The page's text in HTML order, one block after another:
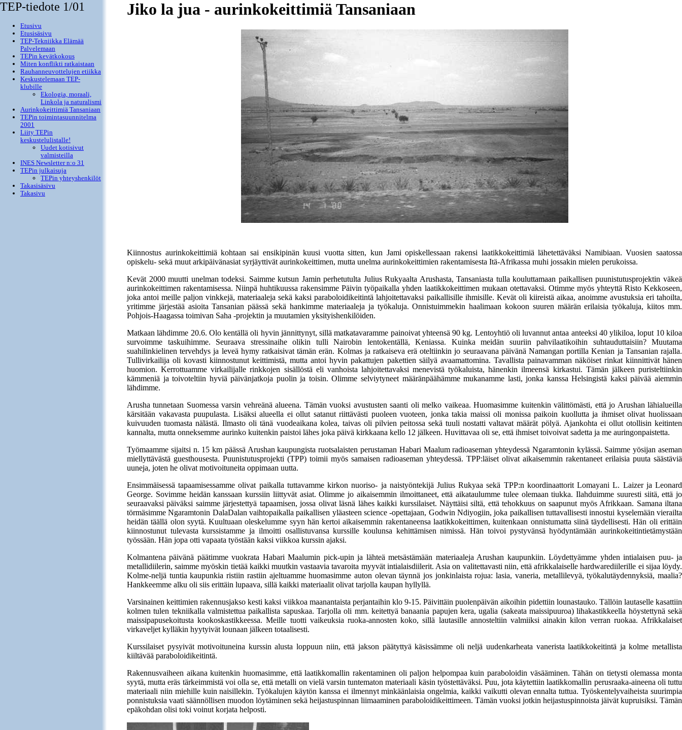
TEP-tiedote 1/01
Etusivu
Etusisäsivu
TEP-Tekniikka Elämää
Palvelemaan
TEPin kevätkokous
Miten konflikti ratkaistaan
Rauhanneuvottelujen etiikka
Keskustelemaan TEP-
klubille
Ekologia, moraali,
Linkola ja naturalismi
Aurinkokeittimiä Tansaniaan
TEPin toimintasuunnitelma
2001
Liity TEPin
keskustelulistalle!
Uudet kotisivut
valmisteilla
INES Newsletter n:o 31
TEPin julkaisuja
TEPin yhteyshenkilöt
Takasisäsivu
Takasivu
Jiko la jua - aurinkokeittimiä Tansaniaan
Kiinnostus aurinkokeittimiä kohtaan sai ensikipinän kuusi vuotta sitten, kun Jami opiskellessaan rakensi laatikkokeittimiä lähetettäväksi Namibiaan. Vuosien saatossa
opiskelu- sekä muut arkipäivänasiat syrjäyttivät aurinkokeittimen, mutta unelma aurinkokeittimien rakentamisesta Itä-Afrikassa muhi jossakin mielen perukoissa.
Kevät 2000 muutti unelman todeksi. Saimme kutsun Jamin perhetutulta Julius Rukyaalta Arushasta, Tansaniasta tulla kouluttamaan paikallisen puunistutusprojektin väkeä
aurinkokeittimen rakentamisessa. Niinpä huhtikuussa rakensimme Päivin työpaikalla yhden laatikkokeittimen mukaan otettavaksi. Otimme myös yhteyttä Risto Kekkoseen,
joka antoi meille paljon vinkkejä, materiaaleja sekä kaksi paraboloidikeitintä lahjoitettavaksi paikallisille ihmisille. Kevät oli kiireistä aikaa, anoimme avustuksia eri tahoilta,
yritimme järjestää asioita Tansanian päässä sekä hankimme materiaaleja ja työkaluja. Onnistuimmekin haalimaan kokoon suuren määrän erilaisia työkaluja, kiitos mm.
Pohjois-Haagassa toimivan Saha -projektin ja muutamien yksityishenkilöiden.
Matkaan lähdimme 20.6. Olo kentällä oli hyvin jännittynyt, sillä matkatavaramme painoivat yhteensä 90 kg. Lentoyhtiö oli luvannut antaa anteeksi 40 ylikiloa, loput 10 kiloa
survoimme taskuihimme. Seuraava stressinaihe olikin tulli Nairobin lentokentällä, Keniassa. Kuinka meidän suuriin pahvilaatikoihin suhtauduttaisiin? Muutama
suahilinkielinen tervehdys ja leveä hymy ratkaisivat tämän erän. Kolmas ja ratkaiseva erä oteltiinkin jo seuraavana päivänä Namangan portilla Kenian ja Tansanian rajalla.
Tullivirkailija oli kovasti kiinnostunut keittimistä, mutta antoi hyvin pakattujen pakettien säilyä avaamattomina. Tavallista painavamman näköiset rinkat kiinnittivät hänen
huomion. Kerrottuamme virkailijalle rinkkojen sisällöstä eli vanhoista lahjoitettavaksi menevistä työkaluista, hänenkin ilmeensä kirkastui. Tämän jälkeen puristeltiinkin
kämmeniä ja toivoteltiin hyviä päivänjatkoja puolin ja toisin. Olimme selviytyneet määränpäähämme mukanamme lasti, jonka kanssa Helsingistä kaksi päivää aiemmin
lähdimme.
Arusha tunnetaan Suomessa varsin vehreänä alueena. Tämän vuoksi avustusten saanti oli melko vaikeaa. Huomasimme kuitenkin välittömästi, että jo Arushan lähialueilla
kärsitään vakavasta puupulasta. Lisäksi alueella ei ollut satanut riittävästi puoleen vuoteen, jonka takia maissi oli monissa paikoin kuollutta ja ihmiset olivat huolissaan
kuivuuden tuomasta nälästä. Ilmasto oli tänä vuodeaikana kolea, taivas oli pilvien peitossa sekä tuuli nostatti valtavat määrät pölyä. Ajankohta ei ollut otollisin keitinten
kannalta, mutta onneksemme aurinko kuitenkin paistoi lähes joka päivä kirkkaana kello 12 jälkeen. Huvittavaa oli se, että ihmiset toivoivat sadetta ja me auringonpaistetta.
Työmaamme sijaitsi n. 15 km päässä Arushan kaupungista ruotsalaisten perustaman Habari Maalum radioaseman yhteydessä Ngaramtonin kylässä. Saimme yösijan aseman
miellyttävästä guesthousesta. Puunistutusprojekti (TPP) toimii myös samaisen radioaseman yhteydessä. TPP:läiset olivat aikaisemmin rakentaneet erilaisia puuta säästäviä
uuneja, joten he olivat motivoituneita oppimaan uutta.
Ensimmäisessä tapaamisessamme olivat paikalla tuttavamme kirkon nuoriso- ja naistyöntekijä Julius Rukyaa sekä TPP:n koordinaattorit Lomayani L. Laizer ja Leonard
George. Sovimme heidän kanssaan kurssiin liittyvät asiat. Olimme jo aikaisemmin ilmoittaneet, että aikataulumme tulee olemaan tiukka. Ilahduimme suuresti siitä, että jo
seuraavaksi päiväksi saimme järjestettyä tapaamisen, jossa olivat läsnä lähes kaikki kurssilaiset. Näyttäisi siltä, että tehokkuus on saapunut myös Afrikkaan. Samana iltana
törmäsimme Ngaramtonin DalaDalan vaihtopaikalla paikallisen yläasteen science -opettajaan, Godwin Ndiyogiin, joka paikallisen tuttavallisesti innostui kyselemään vierailta
heidän täällä olon syytä. Kuultuaan oleskelumme syyn hän kertoi aikaisemmin rakentaneensa laatikkokeittimen, kuitenkaan onnistumatta siinä täydellisesti. Hän oli erittäin
kiinnostunut tulevasta kurssistamme ja ilmoitti osallistuvansa kurssille koulunsa kehittämisen nimissä. Hän toivoi pystyvänsä hyödyntämään aurinkokeitintietämystään
työssään. Hän jopa otti vapaata työstään kaksi viikkoa kurssin ajaksi.
Kolmantena päivänä päätimme vuokrata Habari Maalumin pick-upin ja lähteä metsästämään materiaaleja Arushan kaupunkiin. Löydettyämme yhden intialaisen puu- ja
metallidiilerin, saimme myöskin tietää kaikki muutkin vastaavia tavaroita myyvät intialaisdiilerit. Asia on valitettavasti niin, että afrikkalaiselle hardwarediilerille ei sijaa löydy.
Kolme-neljä tuntia kaupunkia ristiin rastiin ajeltuamme huomasimme auton olevan täynnä jos jonkinlaista rojua: lasia, vaneria, metallilevyä, työkalutäydennyksiä, maalia?
Hankkeemme alku oli siis erittäin lupaava, sillä kaikki materiaalit olivat tarjolla kaupan hyllyllä.
Varsinainen keittimien rakennusjakso kesti kaksi viikkoa maanantaista perjantaihin klo 9-15. Päivittäin puolenpäivän aikoihin pidettiin lounastauko. Tällöin lautaselle kasattiin
kolmen tulen tekniikalla valmistettua paikallista sapuskaa. Tarjolla oli mm. keitettyä banaania papujen kera, ugalia (sakeata maissipuuroa) lihakastikkeella höystettynä sekä
maissipapusekoitusta kookoskastikkeessa. Meille tuotti vaikeuksia ruoka-annosten koko, sillä lautasille annosteltiin valmiiksi ainakin kilon verran ruokaa. Afrikkalaiset
virkaveljet kylläkin hyytyivät lounaan jälkeen totaalisesti.
Kurssilaiset pysyivät motivoituneina kurssin alusta loppuun niin, että jakson päätyttyä käsissämme oli neljä uudenkarheata vanerista laatikkokeitintä ja kolme metallista
kiiltävää paraboloidikeitintä.
Rakennusvaiheen aikana kuitenkin huomasimme, että laatikkomallin rakentaminen oli paljon helpompaa kuin paraboloidin väsääminen. Tähän on tietysti olemassa monta
syytä, mutta eräs tärkeimmistä voi olla se, että metalli on vielä varsin tuntematon materiaali käsin työstettäväksi. Puu, jota käytettiin laatikkomallin perusraaka-aineena oli tuttu
materiaali niin miehille kuin naisillekin. Työkalujen käytön kanssa ei ilmennyt minkäänlaisia ongelmia, kaikki vaikutti olevan ennalta tuttua. Työskentelyvaiheista suurimpia
ponnistuksia vaati säännöllisen muodon löytäminen sekä heijastuspinnan liimaaminen paraboloidikeittimeen. Tämän vuoksi jotkin heijastuspinnoista jäivät kupruisiksi. Tämän
epäkohdan olisi toki voinut korjata helposti.